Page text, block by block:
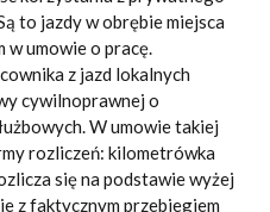
to jazdy w obrębie miejsca
umowie o pracę.
z jazd lokalnych
cywilnoprawnej o
W umowie takiej
rozliczeń: kilometrówka
się na podstawie wyżej
z faktycznym przebiegiem